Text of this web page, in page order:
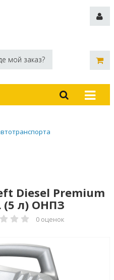
мой заказ?
Diesel Premium
(5 л) ОНПЗ
0 оценок